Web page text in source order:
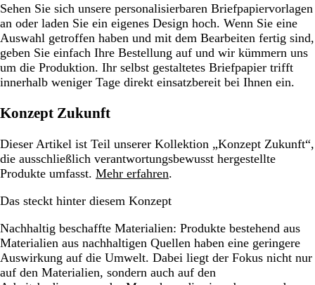
Sehen Sie sich unsere personalisierbaren Briefpapiervorlagen
an oder laden Sie ein eigenes Design hoch. Wenn Sie eine
Auswahl getroffen haben und mit dem Bearbeiten fertig sind,
geben Sie einfach Ihre Bestellung auf und wir kümmern uns
um die Produktion. Ihr selbst gestaltetes Briefpapier trifft
innerhalb weniger Tage direkt einsatzbereit bei Ihnen ein.
Konzept Zukunft
Dieser Artikel ist Teil unserer Kollektion „Konzept Zukunft“,
die ausschließlich verantwortungsbewusst hergestellte
Produkte umfasst. Mehr erfahren.
Das steckt hinter diesem Konzept
Nachhaltig beschaffte Materialien: Produkte bestehend aus
Materialien aus nachhaltigen Quellen haben eine geringere
Auswirkung auf die Umwelt. Dabei liegt der Fokus nicht nur
auf den Materialien, sondern auch auf den